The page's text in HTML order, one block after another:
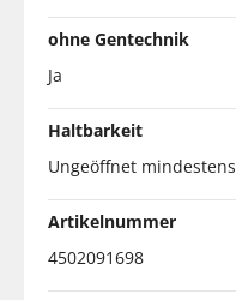
ohne Gentechnik
Ja
Haltbarkeit
Ungeöffnet
Artikelnummer
4502091698